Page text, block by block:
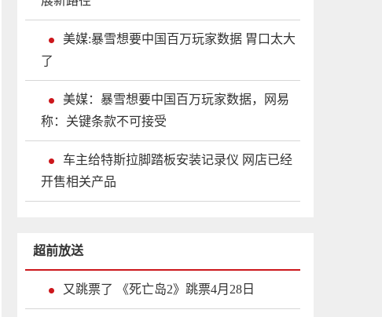
美媒:暴雪想要中国百万玩家数据 胃口太大
了
美媒：暴雪想要中国百万玩家数据，网易
称：关键条款不可接受
车主给特斯拉脚踏板安装记录仪 网店已经
开售相关产品
超前放送
又跳票了 《死亡岛2》跳票4月28日